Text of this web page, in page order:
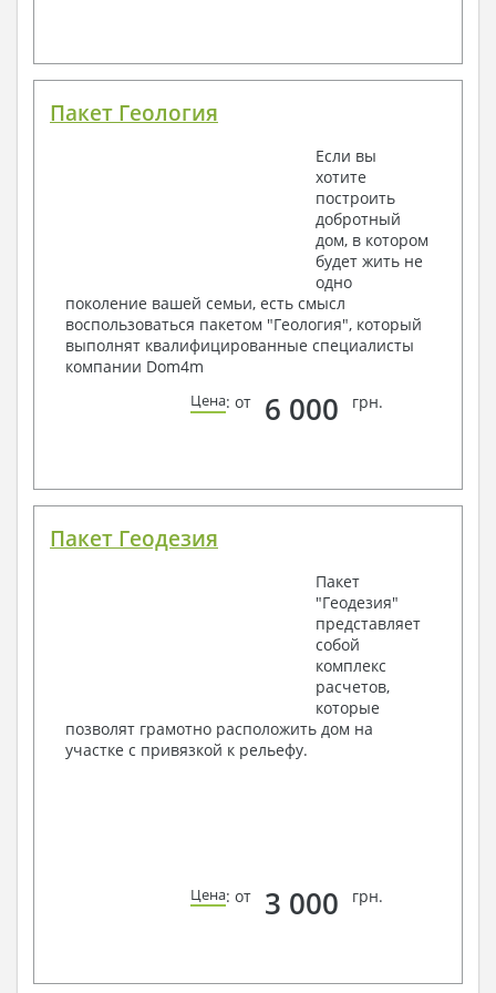
Пакет Геология
Если вы
хотите
построить
добротный
дом, в котором
будет жить не
одно
поколение вашей семьи, есть смысл
воспользоваться пакетом "Геология", который
выполнят квалифицированные специалисты
компании Dom4m
Цена: от 6 000 грн.
Пакет Геодезия
Пакет
"Геодезия"
представляет
собой
комплекс
расчетов,
которые
позволят грамотно расположить дом на
участке с привязкой к рельефу.
Цена: от 3 000 грн.